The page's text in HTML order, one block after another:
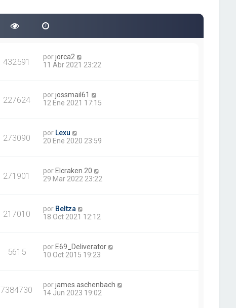
e
a
432591 porjorca2
11 Abr 2021 23:22
227624 porjossmail61
12 Ene 2021 17:15
273090 por Lexu
20 Ene 2020 23:59
271901 por Elcraken.20
29 Mar 2022 23:22
217010 por Beltza
18 Oct 2021 12:12
5615 por E69_Deliverator
10 Oct 2015 19:23
7384730 porjames.aschenbach
14 Jun 2023 19:02